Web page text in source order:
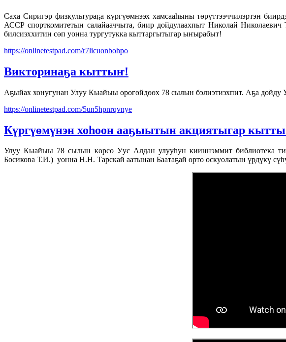
Саха Сиригэр физкультураҕа күргүөмнээх хамсааһыны төрүттээччилэртэн
АССР спорткомитетын салайааччыта, биир дойдулаахпыт Николай
билсиэххитин сөп уонна тургутукка кыттаргытыгар ыҥырабыт!
https://onlinetestpad.com/r7licuonbohpo
Викторинаҕа кыттыҥ!
Аҕыйах хонугунан Улуу Кыайыы өрөгөйдөөх 78 сылын бэлиэтиэхпит. Аҕа дойду
https://onlinetestpad.com/5un5hpnrqvnye
Күргүөмүнэн хоһоон ааҕыытын акциятыгар
Улуу Кыайыы 78 сылын көрсө Уус Алдан улууһун кииннэммит библиотека
Босикова Т.И.) уонна Н.Н. Тарскай аатынан Баатаҕай орто оскуолатын үрдүкү